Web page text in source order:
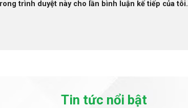
trình duyệt này cho lần bình luận kế tiếp của tôi.
Tin tức nổi bật